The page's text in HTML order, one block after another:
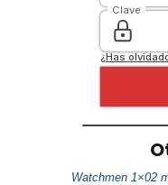
Watchmen 1×02